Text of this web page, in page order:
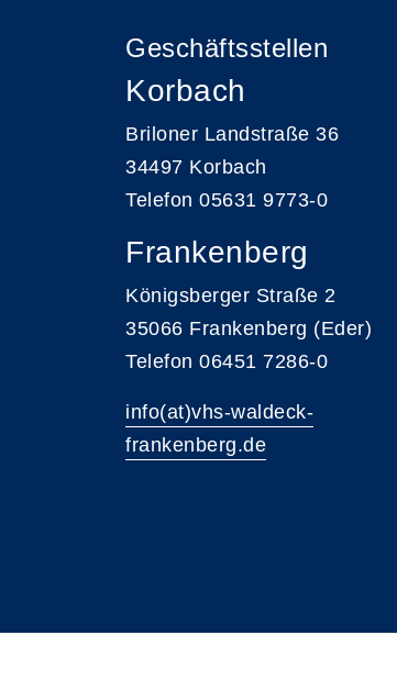
Geschäftsstellen
Korbach
Briloner Landstraße 36
34497 Korbach
Telefon 05631 9773-0
Frankenberg
Königsberger Straße 2
35066 Frankenberg (Eder)
Telefon 06451 7286-0
info(at)vhs-waldeck-
frankenberg.de